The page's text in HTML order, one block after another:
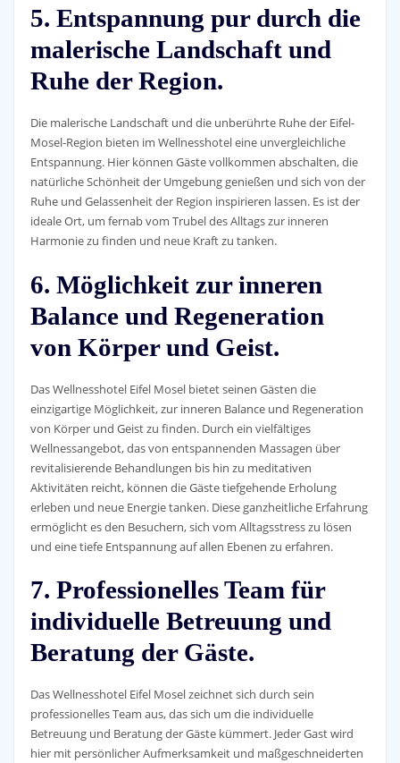
5. Entspannung pur durch die
malerische Landschaft und
Ruhe der Region.
Die malerische Landschaft und die unberührte Ruhe der Eifel-
Mosel-Region bieten im Wellnesshotel eine unvergleichliche
Entspannung. Hier können Gäste vollkommen abschalten, die
natürliche Schönheit der Umgebung genießen und sich von der
Ruhe und Gelassenheit der Region inspirieren lassen. Es ist der
ideale Ort, um fernab vom Trubel des Alltags zur inneren
Harmonie zu finden und neue Kraft zu tanken.
6. Möglichkeit zur inneren
Balance und Regeneration
von Körper und Geist.
Das Wellnesshotel Eifel Mosel bietet seinen Gästen die
einzigartige Möglichkeit, zur inneren Balance und Regeneration
von Körper und Geist zu finden. Durch ein vielfältiges
Wellnessangebot, das von entspannenden Massagen über
revitalisierende Behandlungen bis hin zu meditativen
Aktivitäten reicht, können die Gäste tiefgehende Erholung
erleben und neue Energie tanken. Diese ganzheitliche Erfahrung
ermöglicht es den Besuchern, sich vom Alltagsstress zu lösen
und eine tiefe Entspannung auf allen Ebenen zu erfahren.
7. Professionelles Team für
individuelle Betreuung und
Beratung der Gäste.
Das Wellnesshotel Eifel Mosel zeichnet sich durch sein
professionelles Team aus, das sich um die individuelle
Betreuung und Beratung der Gäste kümmert. Jeder Gast wird
hier mit persönlicher Aufmerksamkeit und maßgeschneiderten